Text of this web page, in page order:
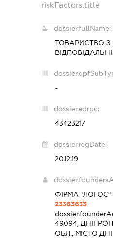
riskFactors.title
dossier.fullName:
ТОВАРИСТВО
-
dossier.edrpo:
43423217
dossier.regDate:
20.12.19
ФІРМА "ЛОГОС"
23363633
49094,
ОБЛ., МІСТО